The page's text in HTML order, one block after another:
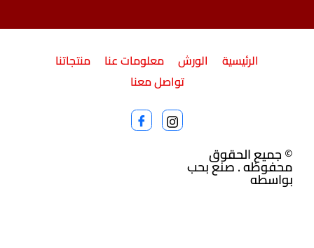
© جميع الحقوق
محفوظه . صنع بحب
بواسطه
الرئيسية الورش معلومات عنا
منتجاتنا
تواصل معنا